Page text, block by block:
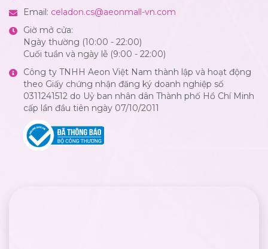
Email: celadon.cs@aeonmall-vn.com
Giờ mở cửa:
Ngày thường (10:00 - 22:00)
Cuối tuần và ngày lễ (9:00 - 22:00)
Công ty TNHH Aeon Việt Nam thành lập và hoạt động
theo Giấy chứng nhận đăng ký doanh nghiệp số
0311241512 do Uỷ ban nhân dân Thành phố Hồ Chí Minh
cấp lần đầu tiên ngày 07/10/2011